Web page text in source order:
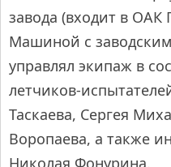
завода (входит в ОАК
Машиной с
управлял экипаж в
летчиков-
Таскаева, Сергея
Воропаева, а также